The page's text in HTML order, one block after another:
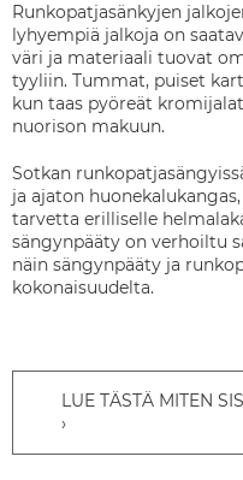
Runkopatjasänkyjen
lyhyempiä jalkoja on
väri ja materiaali tuovat
tyyliin. Tummat, puiset
kun taas pyöreät
nuorison makuun.
Sotkan
ja ajaton
tarvetta erilliselle
sängynpääty on verhoiltu
näin sängynpääty ja
kokonaisuudelta.
LUE TÄSTÄ MITEN